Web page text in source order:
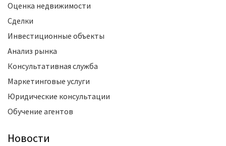
Оценка недвижимости
Сделки
Инвестиционные объекты
Анализ рынка
Консультативная служба
Маркетинговые услуги
Юридические консультации
Обучение агентов
Новости